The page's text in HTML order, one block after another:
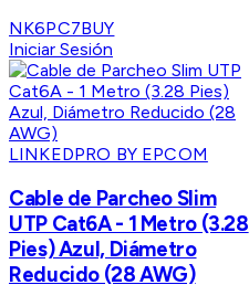
NK6PC7BUY
Iniciar Sesión
LINKEDPRO BY EPCOM
Cable de Parcheo Slim
UTP Cat6A - 1 Metro (3.28
Pies) Azul, Diámetro
Reducido (28 AWG)